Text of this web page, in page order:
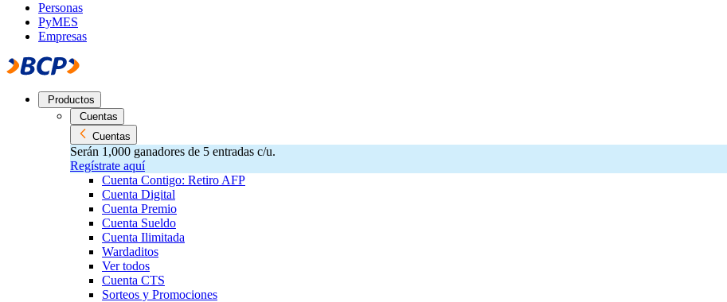
Personas
PyMES
Empresas
Productos
Cuentas
Cuentas
Serán 1,000 ganadores de 5 entradas c/u.
Regístrate aquí
Cuenta Contigo: Retiro AFP
Cuenta Digital
Cuenta Premio
Cuenta Sueldo
Cuenta Ilimitada
Wardaditos
Ver todos
Cuenta CTS
Sorteos y Promociones